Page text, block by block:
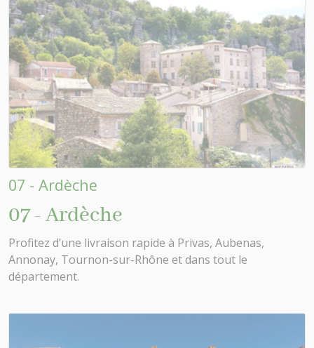
07 - Ardèche
07 - Ardèche
Profitez d’une livraison rapide à Privas, Aubenas,
Annonay, Tournon-sur-Rhône et dans tout le
département.